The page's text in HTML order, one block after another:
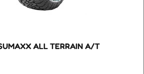
ALL TERRAIN A/T